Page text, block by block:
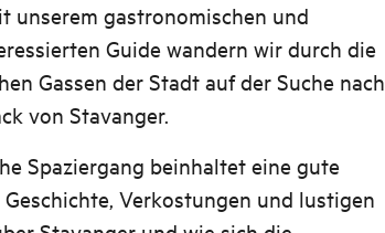
unserem gastronomischen und
Guide wandern wir durch die
Gassen der Stadt auf der Suche nach
von Stavanger.
Spaziergang beinhaltet eine gute
Verkostungen und lustigen